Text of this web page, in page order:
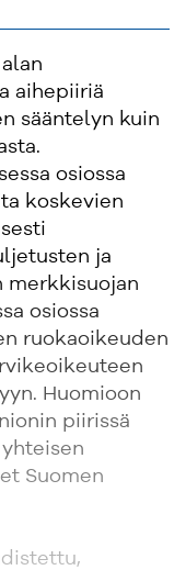
aihepiiriä
sääntelyn kuin
osiossa
koskevien
ja
merkkisuojan
osiossa
ruokaoikeuden
Huomioon
piirissä
Suomen